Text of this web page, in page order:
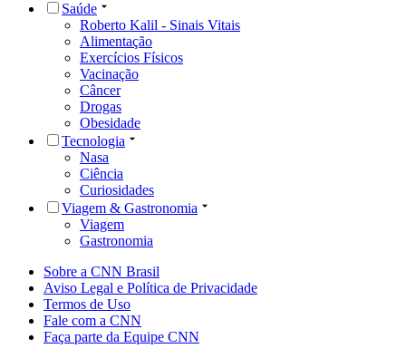
Saúde
Roberto Kalil - Sinais Vitais
Alimentação
Exercícios Físicos
Vacinação
Câncer
Drogas
Obesidade
Tecnologia
Nasa
Ciência
Curiosidades
Viagem & Gastronomia
Viagem
Gastronomia
Sobre a CNN Brasil
Aviso Legal e Política de Privacidade
Termos de Uso
Fale com a CNN
Faça parte da Equipe CNN